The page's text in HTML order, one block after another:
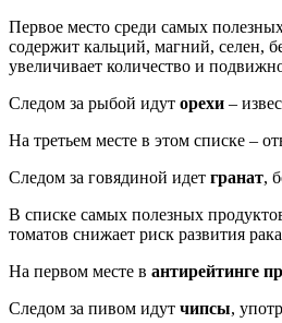
Первое место среди самых
содержит кальций, магний, селен,
увеличивает количество и
Следом за рыбой идут орехи –
На третьем месте в этом списке –
Следом за говядиной идет гранат,
В списке самых полезных
томатов снижает риск развития
На первом месте в антирейтинге
Следом за пивом идут чипсы,